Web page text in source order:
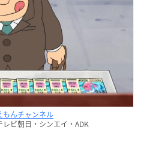
もんチャンネル
ビ朝日・シンエイ・ADK